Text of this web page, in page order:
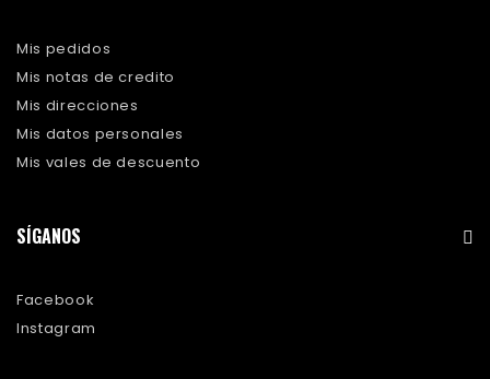
Mis pedidos
Mis notas de credito
Mis direcciones
Mis datos personales
Mis vales de descuento
SÍGANOS
Facebook
Instagram